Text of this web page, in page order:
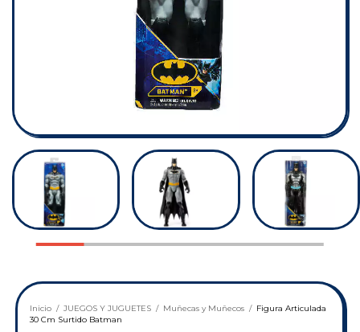
Inicio / JUEGOS Y JUGUETES / Muñecas y Muñecos / Figura Articulada
30 Cm Surtido Batman